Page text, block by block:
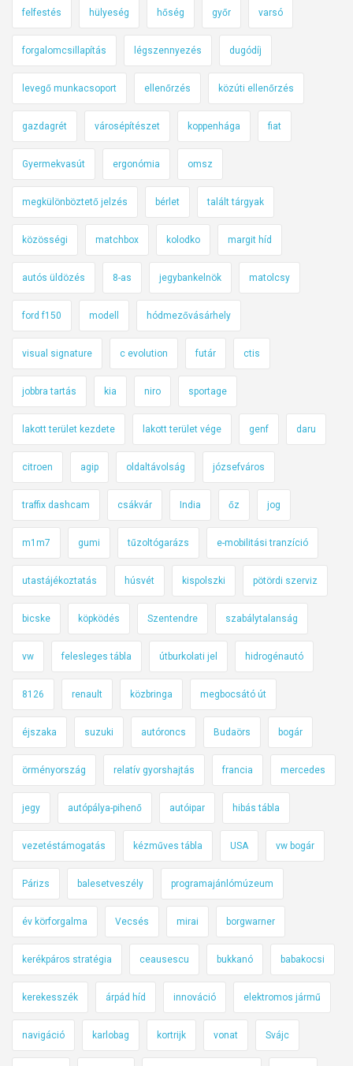
felfestés hülyeség hőség győr varsó
forgalomcsillapítás légszennyezés dugódíj
levegő munkacsoport ellenőrzés közúti ellenőrzés
gazdagrét városépítészet koppenhága fiat
Gyermekvasút ergonómia omsz
megkülönböztető jelzés bérlet talált tárgyak
közösségi matchbox kolodko margit híd
autós üldözés 8-as jegybankelnök matolcsy
ford f150 modell hódmezővásárhely
visual signature c evolution futár ctis
jobbra tartás kia niro sportage
lakott terület kezdete lakott terület vége genf daru
citroen agip oldaltávolság józsefváros
traffix dashcam csákvár India őz jog
m1m7 gumi tűzoltógarázs e-mobilitási tranzíció
utastájékoztatás húsvét kispolszki pötördi szerviz
bicske köpködés Szentendre szabálytalanság
vw felesleges tábla útburkolati jel hidrogénautó
8126 renault közbringa megbocsátó út
éjszaka suzuki autóroncs Budaörs bogár
örményország relatív gyorshajtás francia mercedes
jegy autópálya-pihenő autóipar hibás tábla
vezetéstámogatás kézműves tábla USA vw bogár
Párizs balesetveszély programajánlómúzeum
év körforgalma Vecsés mirai borgwarner
kerékpáros stratégia ceausescu bukkanó babakocsi
kerekesszék árpád híd innováció elektromos jármű
navigáció karlobag kortrijk vonat Svájc